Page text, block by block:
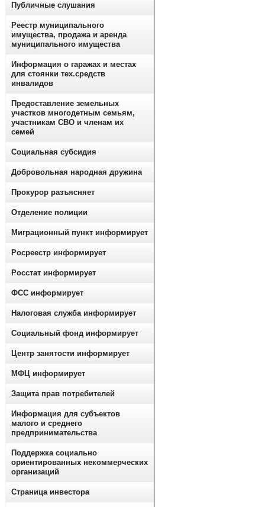
Публичные слушания
Реестр муниципального
имущества, продажа и аренда
муниципального имущества
Информация о гаражах и местах
для стоянки тех.средств
инвалидов
Предоставление земельных
участков многодетным семьям,
участникам СВО и членам их
семей
Социальная субсидия
Добровольная народная дружина
Прокурор разъясняет
Отделение полиции
Миграционный пункт информирует
Росреестр информирует
Росстат информирует
ФСС информирует
Налоговая служба информирует
Социальный фонд информирует
Центр занятости информирует
МФЦ информирует
Защита прав потребителей
Информация для субъектов
малого и среднего
предпринимательства
Поддержка социально
ориентированных некоммерческих
организаций
Страница инвестора